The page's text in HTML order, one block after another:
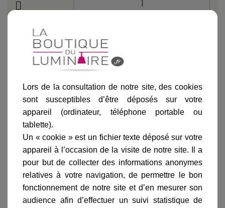
Ajouter au panier
Informations produit
marque
livraison
avis clients
Lors de la consultation de notre site, des cookies
sont susceptibles d’être déposés sur votre
appareil (ordinateur, téléphone portable ou
tablette).
Un « cookie » est un fichier texte déposé sur votre
appareil à l’occasion de la visite de notre site. Il a
pour but de collecter des informations anonymes
relatives à votre navigation, de permettre le bon
fonctionnement de notre site et d’en mesurer son
audience afin d’effectuer un suivi statistique de